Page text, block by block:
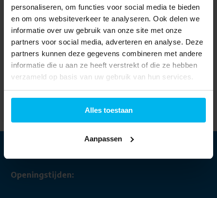
personaliseren, om functies voor social media te bieden
en om ons websiteverkeer te analyseren. Ook delen we
informatie over uw gebruik van onze site met onze
partners voor social media, adverteren en analyse. Deze
partners kunnen deze gegevens combineren met andere
informatie die u aan ze heeft verstrekt of die ze hebben
verzameld op basis van uw gebruik van hun services.
Alles toestaan
Aanpassen
Laatst bekeken
iRobot Roomba
Combo j5 -
Robotstofzuiger
Openingstijden: